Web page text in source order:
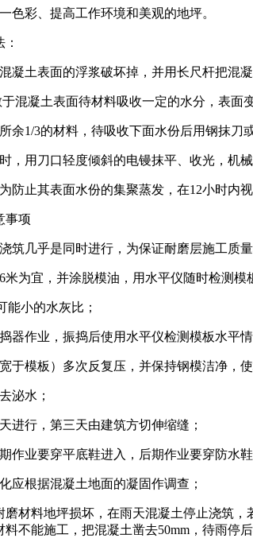
彩、提高工作环境和美观的地坪。
土表面的浮浆破坏掉，并用长尺杆把混凝
凝土表面待材料吸收一定的水分，表面
1/3的材料，待吸收下面水份后用钢抹刀
用刀口轻度倾斜的电镘抹平、收光，机械
止其表面水份的集聚蒸发，在12小时内
事项
几乎是同时进行，为保证耐磨层施工
为宜，并涂脱模油，用水平仪随时检测
能小的水灰比；
作业，振捣后使用水平仪检测模板水
模板）多次反复压，并保持钢模洁净，使
去泌水；
行，第三天由建筑方切伸缩缝；
业要穿平底鞋进入，后期作业要穿防水鞋
根据混凝土地面的凝固作调查；
料地坪损坏，在雨天混凝土停止浇筑，
不能施工，把混凝土凿去50mm，待雨停后